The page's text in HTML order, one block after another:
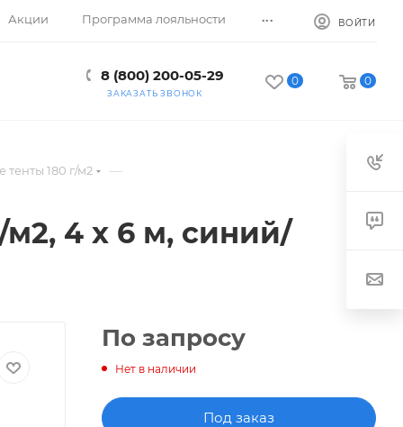
Акции Программа лояльности ... ВОЙТИ
8 (800) 200-05-29
ЗАКАЗАТЬ ЗВОНОК
0 0
тенты 180 г/м2 —
м2, 4 х 6 м, синий/
По запросу
Нет в наличии
Под заказ